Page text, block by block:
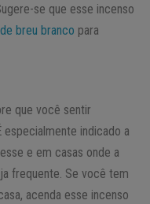
se que esse incenso
breu branco para
que você sentir
especialmente indicado a
e em casas onde a
frequente. Se você tem
acenda esse incenso